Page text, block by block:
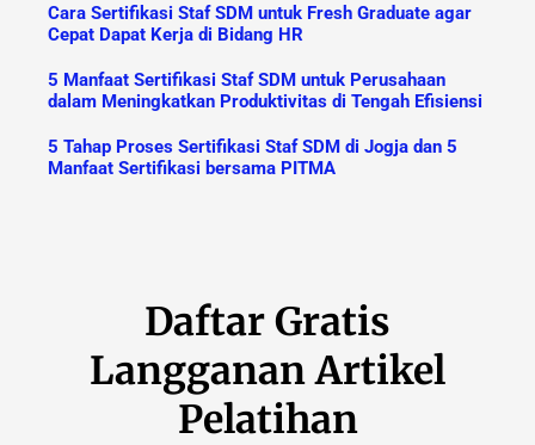
Cara Sertifikasi Staf SDM untuk Fresh Graduate agar
Cepat Dapat Kerja di Bidang HR
5 Manfaat Sertifikasi Staf SDM untuk Perusahaan
dalam Meningkatkan Produktivitas di Tengah Efisiensi
5 Tahap Proses Sertifikasi Staf SDM di Jogja dan 5
Manfaat Sertifikasi bersama PITMA
Daftar Gratis
Langganan Artikel
Pelatihan